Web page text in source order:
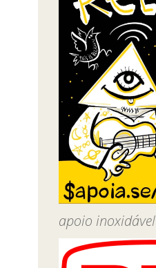
apoio inoxidável